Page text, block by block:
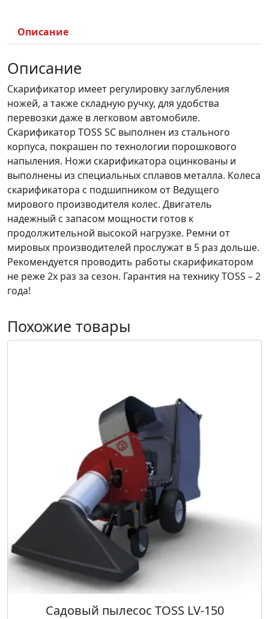
Описание
Описание
Скарификатор имеет регулировку заглубления
ножей, а также складную ручку, для удобства
перевозки даже в легковом автомобиле.
Скарификатор TOSS SC выполнен из стального
корпуса, покрашен по технологии порошкового
напыления. Ножи скарификатора оцинкованы и
выполнены из специальных сплавов металла. Колеса
скарификатора с подшипником от Ведущего
мирового производителя колес. Двигатель
надежный с запасом мощности готов к
продолжительной высокой нагрузке. Ремни от
мировых производителей прослужат в 5 раз дольше.
Рекомендуется проводить работы скарификатором
не реже 2х раз за сезон. Гарантия на технику TOSS – 2
года!
Похожие товары
Садовый пылесос TOSS LV-150